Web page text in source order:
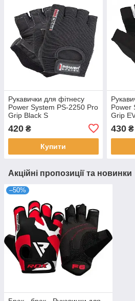
Рукавички для фітнесу
Power System PS-2250 Pro
Grip Black S
420 ₴
Купити
Power
Grip
430₴
Акційні пропозиції та новинки
–50%